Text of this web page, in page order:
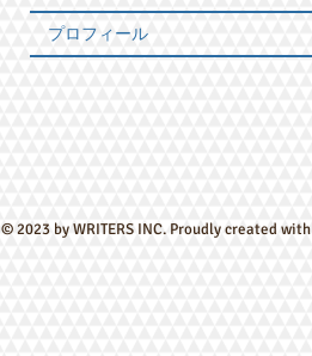
プロフィール
© 2023 by WRITERS INC. Proudly created with